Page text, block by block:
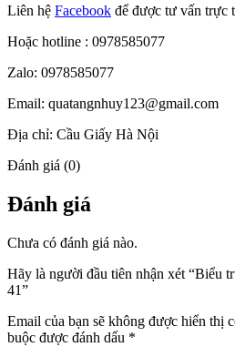
Liên hệ Facebook để được tư vấn trực
Hoặc hotline : 0978585077
Zalo: 0978585077
Email: quatangnhuy123@gmail.com
Địa chỉ: Cầu Giấy Hà Nội
Đánh giá (0)
Đánh giá
Chưa có đánh giá nào.
Hãy là người đầu tiên nhận xét “Biểu
41”
Email của bạn sẽ không được hiển thị
buộc được đánh dấu *